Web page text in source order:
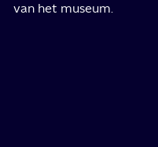
van het museum.